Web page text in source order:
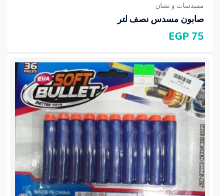
مسدسات و نشان
صابون مسدس نصف لتر
75
EGP